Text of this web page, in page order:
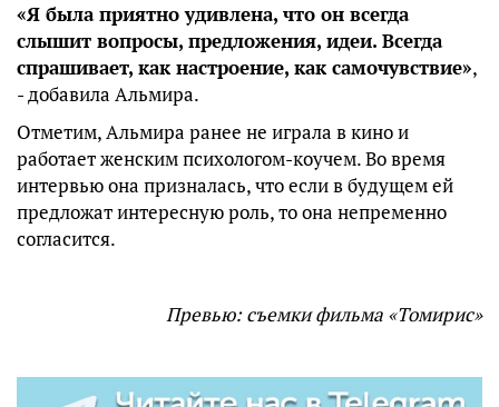
«Я была приятно удивлена, что он всегда
слышит вопросы, предложения, идеи. Всегда
спрашивает, как настроение, как самочувствие»,
- добавила Альмира.
Отметим, Альмира ранее не играла в кино и
работает женским психологом-коучем. Во время
интервью она призналась, что если в будущем ей
предложат интересную роль, то она непременно
согласится.
Превью: съемки фильма «Томирис»